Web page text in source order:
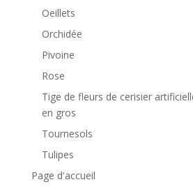
Oeillets
Orchidée
Pivoine
Rose
Tige de fleurs de cerisier
en gros
Tournesols
Tulipes
Page d'accueil